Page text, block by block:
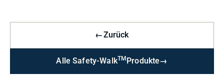
←Zurück
Alle Safety-WalkTM Produkte→